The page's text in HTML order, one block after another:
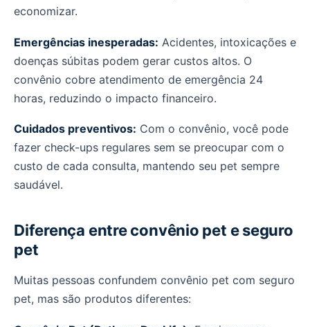
economizar.
Emergências inesperadas: Acidentes, intoxicações e
doenças súbitas podem gerar custos altos. O
convênio cobre atendimento de emergência 24
horas, reduzindo o impacto financeiro.
Cuidados preventivos: Com o convênio, você pode
fazer check-ups regulares sem se preocupar com o
custo de cada consulta, mantendo seu pet sempre
saudável.
Diferença entre convênio pet e seguro
pet
Muitas pessoas confundem convênio pet com seguro
pet, mas são produtos diferentes: